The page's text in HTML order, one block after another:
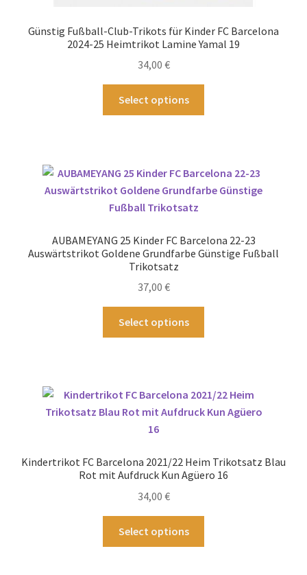
Günstig Fußball-Club-Trikots für Kinder FC Barcelona
2024-25 Heimtrikot Lamine Yamal 19
34,00 €
Select options
auf.
Die
auf
AUBAMEYANG 25 Kinder FC Barcelona 22-23
Auswärtstrikot Goldene Grundfarbe Günstige Fußball
Trikotsatz
37,00 €
Select options
auf.
Die
auf
gewählt
Kindertrikot FC Barcelona 2021/22 Heim Trikotsatz Blau
Rot mit Aufdruck Kun Agüero 16
34,00 €
Select options